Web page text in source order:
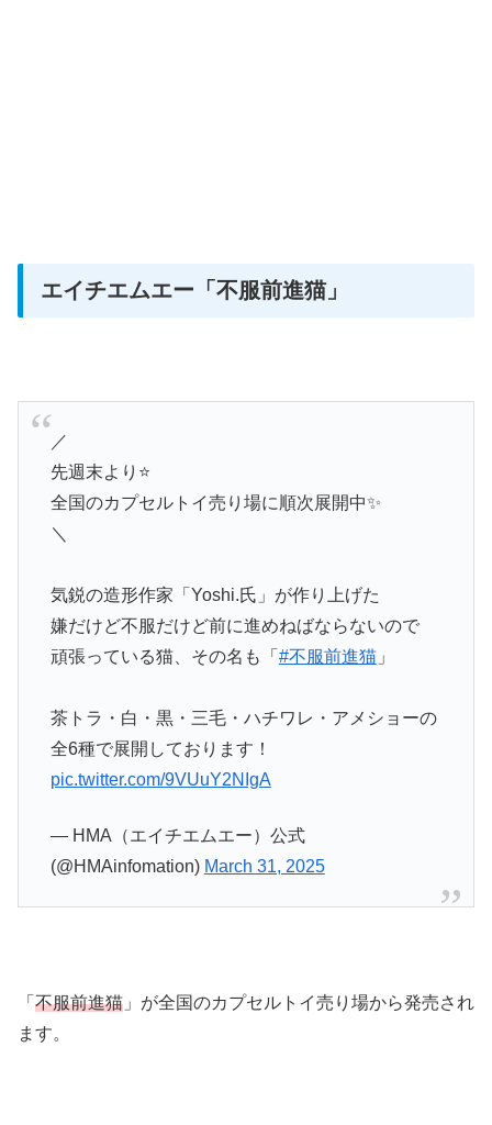
エイチエムエー 「不服前進猫」
／
先週末より⭐️
全国のカプセルトイ売り場に順次展開中✨
＼
気鋭の造形作家「Yoshi.氏」が作り上げた
嫌だけど不服だけど前に進めねばならないので
頑張っている猫、その名も「 #不服前進猫」
茶トラ・白・黒・三毛・ハチワレ・アメショーの
全6種で展開しております！
pic.twitter.com/9VUuY2NIgA
— HMA（エイチエムエー）公式
(@HMAinfomation) March 31, 2025
「 不服前進猫 」が全国のカプセルトイ売り場から発売され
ます。